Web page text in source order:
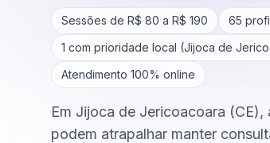
Sessões de R$ 80 a R$ 190 65
1 com prioridade local (Jijoca de
Atendimento 100% online
Em Jijoca de Jericoacoara
podem atrapalhar manter